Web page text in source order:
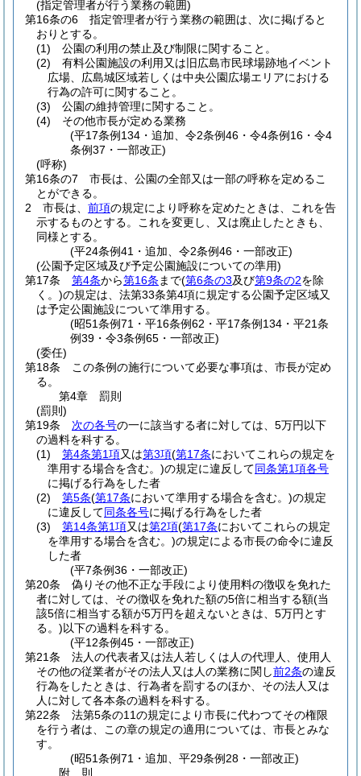
(指定管理者が行う業務の範囲)
第16条の6
指定管理者が行う業務の範囲は、次に掲げると
おりとする。
(1)
公園の利用の禁止及び制限に関すること。
(2)
有料公園施設の利用又は旧広島市民球場跡地イベント
広場、広島城区域若しくは中央公園広場エリアにおける
行為の許可に関すること。
(3)
公園の維持管理に関すること。
(4)
その他市長が定める業務
(平17条例134・追加、令2条例46・令4条例16・令4
条例37・一部改正)
(呼称)
第16条の7
市長は、公園の全部又は一部の呼称を定めるこ
とができる。
2
市長は、 前項の規定により呼称を定めたときは、これを告
示するものとする。
これを変更し、又は廃止したときも、
同様とする。
(平24条例41・追加、令2条例46・一部改正)
(公園予定区域及び予定公園施設についての準用)
第17条
第4条から第16条 まで(第6条の3及び第9条の2を除
く。)の規定は、法第33条第4項に規定する公園予定区域又
は予定公園施設について準用する。
(昭51条例71・平16条例62・平17条例134・平21条
例39・令3条例65・一部改正)
(委任)
第18条
この条例の施行について必要な事項は、市長が定め
る。
第4章
罰則
(罰則)
第19条
次の各号の一に該当する者に対しては、5万円以下
の過料を科する。
(1)
第4条第1項又は第3項(第17条においてこれらの規定を
準用する場合を含む。)の規定に違反して同条第1項各号
に掲げる行為をした者
(2)
第5条(第17条において準用する場合を含む。)の規定
に違反して同条各号に掲げる行為をした者
(3)
第14条第1項又は第2項(第17条においてこれらの規定
を準用する場合を含む。)の規定による市長の命令に違反
した者
(平7条例36・一部改正)
第20条
偽りその他不正な手段により使用料の徴収を免れた
者に対しては、その徴収を免れた額の5倍に相当する額(当
該5倍に相当する額が5万円を超えないときは、5万円とす
る。)以下の過料を科する。
(平12条例45・一部改正)
第21条
法人の代表者又は法人若しくは人の代理人、使用人
その他の従業者がその法人又は人の業務に関し前2条の違反
行為をしたときは、行為者を罰するのほか、その法人又は
人に対して各本条の過料を科する。
第22条
法第5条の11の規定により市長に代わつてその権限
を行う者は、この章の規定の適用については、市長とみな
す。
(昭51条例71・追加、平29条例28・一部改正)
附 則